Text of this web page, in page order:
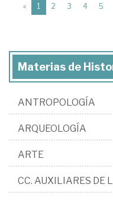
« 1 (current)
2 3 4 5
Materias de
ANTROPOLOGÍA
ARQUEOLOGÍA
ARTE
CC. AUXILIARES DE